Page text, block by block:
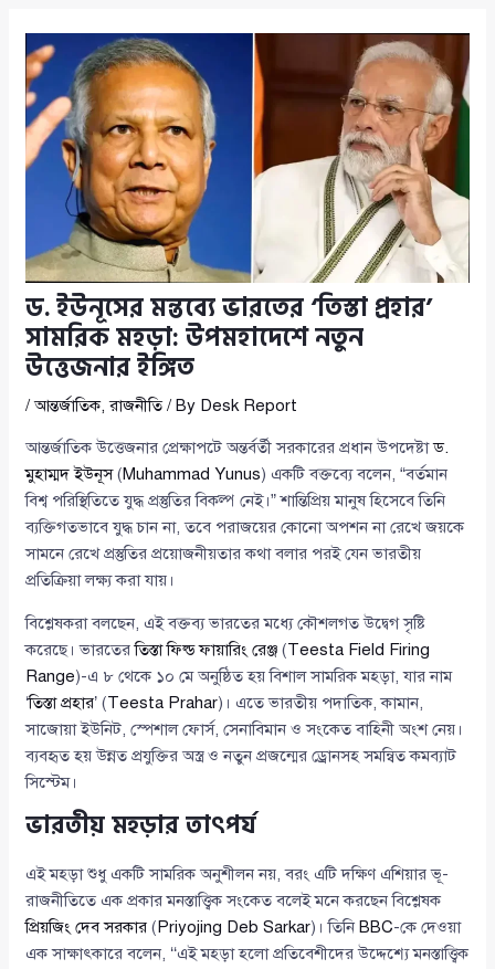
ড. ইউনূসের মন্তব্যে ভারতের ‘তিস্তা প্রহার’
সামরিক মহড়া: উপমহাদেশে নতুন
উত্তেজনার ইঙ্গিত
/আন্তর্জাতিক,রাজনীতি/ By Desk Report
আন্তর্জাতিক উত্তেজনার প্রেক্ষাপটে অন্তর্বর্তী সরকারের প্রধান উপদেষ্টাড.
মুহাম্মদ ইউনূস(Muhammad Yunus) একটি বক্তব্যে বলেন, “বর্তমান
বিশ্ব পরিস্থিতিতে যুদ্ধ প্রস্তুতির বিকল্প নেই।” শান্তিপ্রিয় মানুষ হিসেবে তিনি
ব্যক্তিগতভাবে যুদ্ধ চান না, তবে পরাজয়ের কোনো অপশন না রেখে জয়কে
সামনে রেখে প্রস্তুতির প্রয়োজনীয়তার কথা বলার পরই যেন ভারতীয়
প্রতিক্রিয়া লক্ষ্য করা যায়।
বিশ্লেষকরা বলছেন, এই বক্তব্য ভারতের মধ্যে কৌশলগত উদ্বেগ সৃষ্টি
করেছে। ভারতেরতিস্তা ফিল্ড ফায়ারিং রেঞ্জ (Teesta Field Firing
Range)-এ ৮ থেকে ১০ মে অনুষ্ঠিত হয় বিশাল সামরিক মহড়া, যার নাম
‘তিস্তা প্রহার’ (Teesta Prahar)। এতে ভারতীয় পদাতিক, কামান,
সাজোয়া ইউনিট, স্পেশাল ফোর্স, সেনাবিমান ও সংকেত বাহিনী অংশ নেয়।
ব্যবহৃত হয় উন্নত প্রযুক্তির অস্ত্র ও নতুন প্রজন্মের ড্রোনসহ সমন্বিত কমব্যাট
সিস্টেম।
ভারতীয় মহড়ার তাৎপর্য
এই মহড়া শুধু একটি সামরিক অনুশীলন নয়, বরং এটি দক্ষিণ এশিয়ার ভূ-
রাজনীতিতে এক প্রকার মনস্তাত্ত্বিক সংকেত বলেই মনে করছেন বিশ্লেষক
প্রিয়জিং দেব সরকার ( Priyojing Deb Sarkar)। তিনি BBC-কে দেওয়া
এক সাক্ষাৎকারে বলেন, ‘‘এই মহড়া হলো প্রতিবেশীদের উদ্দেশ্যে মনস্তাত্ত্বিক